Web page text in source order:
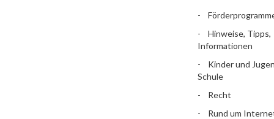
Hinweise, Tipps,
Informationen
Kinder und
Schule
Recht
Rund um